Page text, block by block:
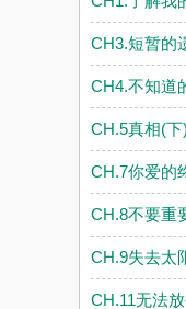
CH3.短暂的
CH4.不知道
CH.5真相(下)
CH.7你爱的
CH.8不要重
CH.9失去太
CH.11无法